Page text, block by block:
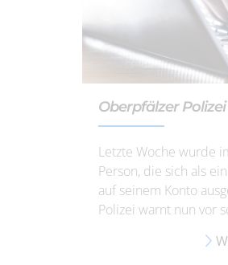
Oberpfälzer
Letzte Woche wurde
Person, die sich als
auf seinem Konto
Polizei warnt nun vor